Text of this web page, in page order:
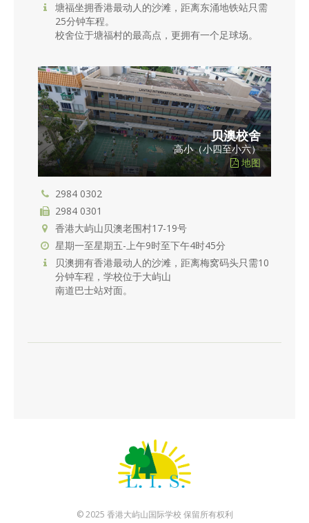
塘福坐拥香港最动人的沙滩，距离东涌地铁站只需
25分钟车程。
校舍位于塘福村的最高点，更拥有一个足球场。
贝澳校舍
高小（小四至小六）
地图
2984 0302
2984 0301
香港大屿山贝澳老围村17-19号
星期一至星期五-上午9时至下午4时45分
贝澳拥有香港最动人的沙滩，距离梅窝码头只需10
分钟车程，学校位于大屿山
南道巴士站对面。
© 2025 香港大屿山国际学校 保留所有权利